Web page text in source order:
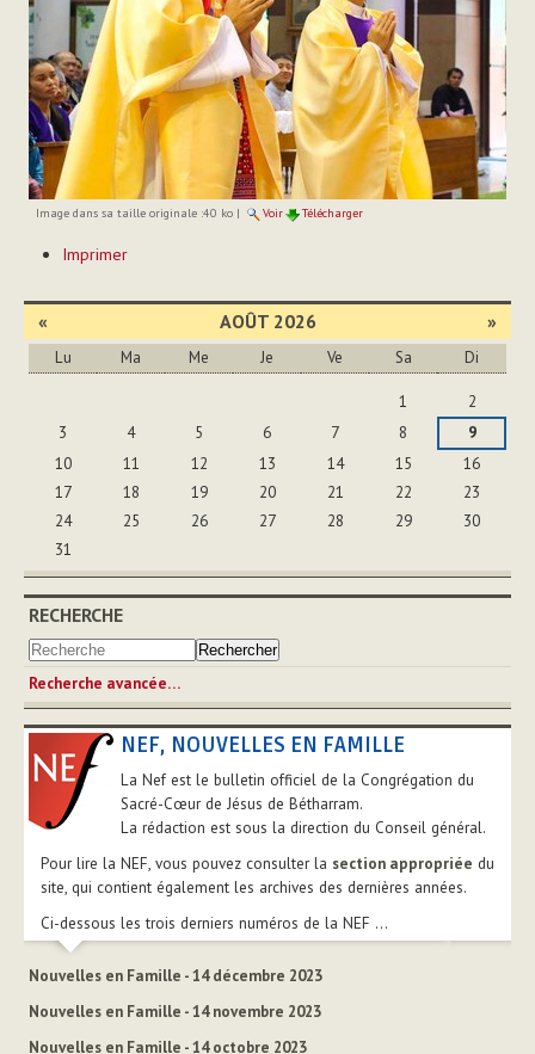
Image dans sa taille originale :40 ko| Voir Télécharger
sur
document
Imprimer
« AOÛT 2026 »
Lu Ma Me Je Ve Sa Di
1
2
3
4 5 6 7 8
9
10
11 12 13 14 15
16
17
18 19 20 21 22
23
24
25 26 27 28 29
30
31
RECHERCHE
Recherche avancée…
NEF, NOUVELLES EN FAMILLE
La Nef est le bulletin officiel de la Congrégation du
Sacré-Cœur de Jésus de Bétharram.
La rédaction est sous la direction du Conseil général.
Pour lire la NEF, vous pouvez consulter la section appropriée du
site, qui contient également les archives des dernières années.
Ci-dessous les trois derniers numéros de la NEF ...
Nouvelles en Famille - 14 décembre 2023
Nouvelles en Famille - 14 novembre 2023
Nouvelles en Famille - 14 octobre 2023